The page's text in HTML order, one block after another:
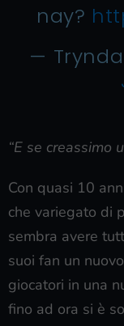
nay?
—
“E se creassimo
Con quasi 10
che variegato di
sembra avere
suoi fan un
giocatori in una
fino ad ora si è